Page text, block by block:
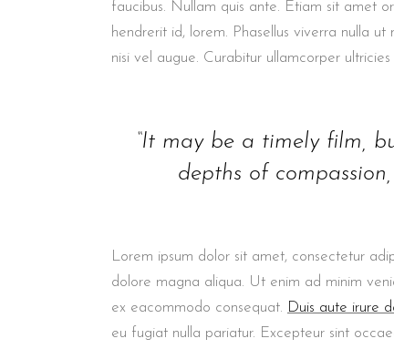
faucibus. Nullam quis ante. Etiam sit amet
hendrerit id, lorem. Phasellus viverra nulla
nisi vel augue. Curabitur ullamcorper ultricies
“It may be a timely film,
depths of
Lorem ipsum dolor sit amet, consectetur
dolore magna aliqua. Ut enim ad minim
ex eacommodo consequat. Duis aute irure
eu fugiat nulla pariatur. Excepteur sint